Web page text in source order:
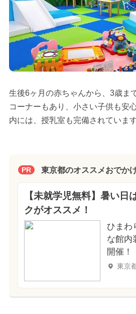
生後6ヶ月の赤ちゃんから、3歳ま
コーナーもあり、小さい子供も安
内には、授乳室も完備されています
PR 東京都のオススメおでか
【未就学児無料】暑い日
クがオススメ！
ひまわ
な館内
開催！
東京